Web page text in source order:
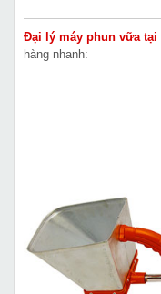
Đại lý máy phun vữa tại
hàng nhanh: